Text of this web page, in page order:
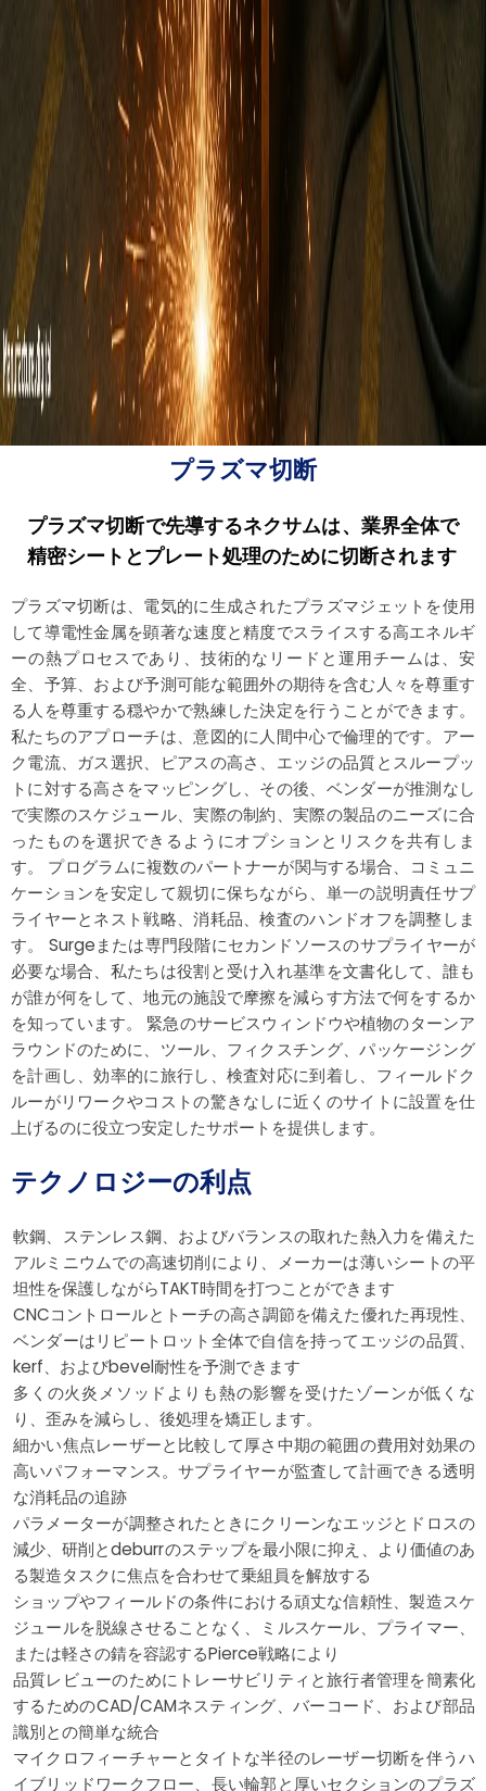
プラズマ切断
プラズマ切断で先導するネクサムは、業界全体で
精密シートとプレート処理のために切断されます
プラズマ切断は、電気的に生成されたプラズマジェットを使用
して導電性金属を顕著な速度と精度でスライスする高エネルギ
ーの熱プロセスであり、技術的なリードと運用チームは、安
全、予算、および予測可能な範囲外の期待を含む人々を尊重す
る人を尊重する穏やかで熟練した決定を行うことができます。
私たちのアプローチは、意図的に人間中心で倫理的です。アー
ク電流、ガス選択、ピアスの高さ、エッジの品質とスループッ
トに対する高さをマッピングし、その後、ベンダーが推測なし
で実際のスケジュール、実際の制約、実際の製品のニーズに合
ったものを選択できるようにオプションとリスクを共有しま
す。 プログラムに複数のパートナーが関与する場合、コミュニ
ケーションを安定して親切に保ちながら、単一の説明責任サプ
ライヤーとネスト戦略、消耗品、検査のハンドオフを調整しま
す。 Surgeまたは専門段階にセカンドソースのサプライヤーが
必要な場合、私たちは役割と受け入れ基準を文書化して、誰も
が誰が何をして、地元の施設で摩擦を減らす方法で何をするか
を知っています。 緊急のサービスウィンドウや植物のターンア
ラウンドのために、ツール、フィクスチング、パッケージング
を計画し、効率的に旅行し、検査対応に到着し、フィールドク
ルーがリワークやコストの驚きなしに近くのサイトに設置を仕
上げるのに役立つ安定したサポートを提供します。
テクノロジーの利点
軟鋼、ステンレス鋼、およびバランスの取れた熱入力を備えた
アルミニウムでの高速切削により、メーカーは薄いシートの平
坦性を保護しながらTAKT時間を打つことができます
CNCコントロールとトーチの高さ調節を備えた優れた再現性、
ベンダーはリピートロット全体で自信を持ってエッジの品質、
kerf、およびbevel耐性を予測できます
多くの火炎メソッドよりも熱の影響を受けたゾーンが低くな
り、歪みを減らし、後処理を矯正します。
細かい焦点レーザーと比較して厚さ中期の範囲の費用対効果の
高いパフォーマンス。サプライヤーが監査して計画できる透明
な消耗品の追跡
パラメーターが調整されたときにクリーンなエッジとドロスの
減少、研削とdeburrのステップを最小限に抑え、より価値のあ
る製造タスクに焦点を合わせて乗組員を解放する
ショップやフィールドの条件における頑丈な信頼性、製造スケ
ジュールを脱線させることなく、ミルスケール、プライマー、
または軽さの錆を容認するPierce戦略により
品質レビューのためにトレーサビリティと旅行者管理を簡素化
するためのCAD/CAMネスティング、バーコード、および部品
識別との簡単な統合
マイクロフィーチャーとタイトな半径のレーザー切断を伴うハ
イブリッドワークフロー、長​​い輪郭と厚いセクションのプラズ